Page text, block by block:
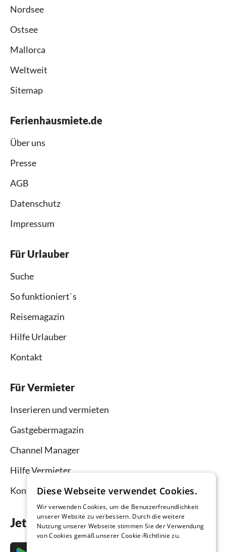
Nordsee
Ostsee
Mallorca
Weltweit
Sitemap
Ferienhausmiete.de
Über uns
Presse
AGB
Datenschutz
Impressum
Für Urlauber
Suche
So funktioniert`s
Reisemagazin
Hilfe Urlauber
Kontakt
Für Vermieter
Inserieren und vermieten
Gastgebermagazin
Channel Manager
Hilfe Vermieter
Kontakt
Jetzt die App downloaden
Diese Webseite verwendet Cookies.
Wir verwenden Cookies, um die Benutzerfreundlichkeit
unserer Website zu verbessern. Durch die weitere
Nutzung unserer Webseite stimmen Sie der Verwendung
von Cookies gemäß unserer Cookie-Richtlinie zu.